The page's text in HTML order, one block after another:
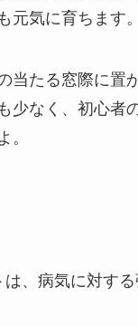
元気に育ちます。
当たる窓際に置
少なく、初心者
。
、病気に対する